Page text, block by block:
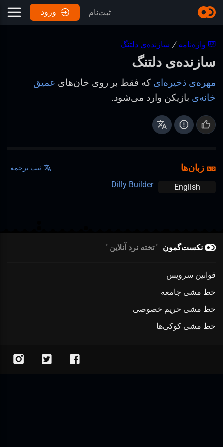
ثبت‌نام ورود
واژه‌نامه / سازنده‌ی دلتنگ
سازنده‌ی دلتنگ
مهره‌ی ذخیره‌ای که فقط بر روی خان‌های عمیق
خانه‌ی بازیکن وارد می‌شود.
زبان‌ها ثبت ترجمه
English
Dilly Builder
نکست‌گمون تخته نرد آنلاین
قوانین سرویس
خط مشی جامعه
خط مشی حریم خصوصی
خط مشی کوکی‌ها